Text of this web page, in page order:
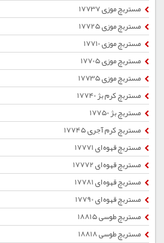
مستربچ موزی 17737
مستربچ موزی 17725
مستربچ موزی 17710
مستربچ موزی 17705
مستربچ موزی 17735
مستربچ کرم بژ 17740
مستربچ بژ 17750
مستربچ کرم آجری 17745
مستربچ قهوه ای 17771
مستربچ قهوه ای 17772
مستربچ قهوه ای 17781
مستربچ قهوه ای 17790
مستربچ طوسی 18815
مستربچ طوسی 18818